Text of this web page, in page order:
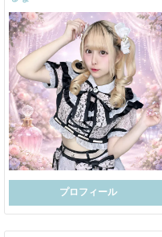
プロフィール